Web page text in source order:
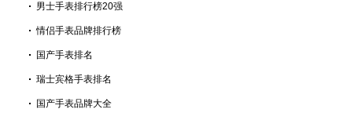
男士手表排行榜20强
情侣手表品牌排行榜
国产手表排名
瑞士宾格手表排名
国产手表品牌大全